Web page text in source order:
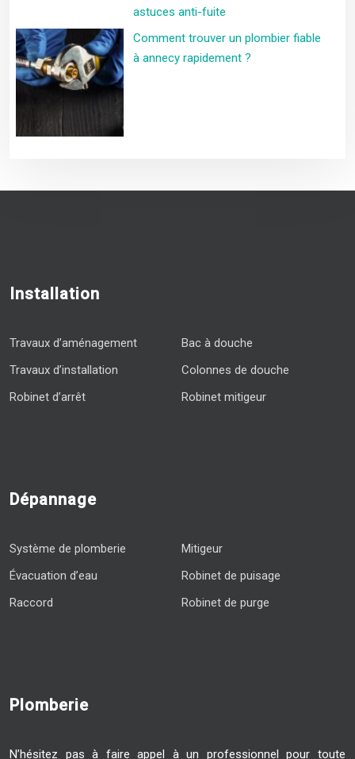
astuces anti-fuite
Comment trouver un plombier fiable
à annecy rapidement ?
Installation
Travaux d’aménagement
Travaux d’installation
Robinet d’arrêt
Bac à douche
Colonnes de douche
Robinet mitigeur
Dépannage
Système de plomberie
Évacuation d’eau
Raccord
Mitigeur
Robinet de puisage
Robinet de purge
Plomberie
N’hésitez pas à faire appel à un professionnel pour toute